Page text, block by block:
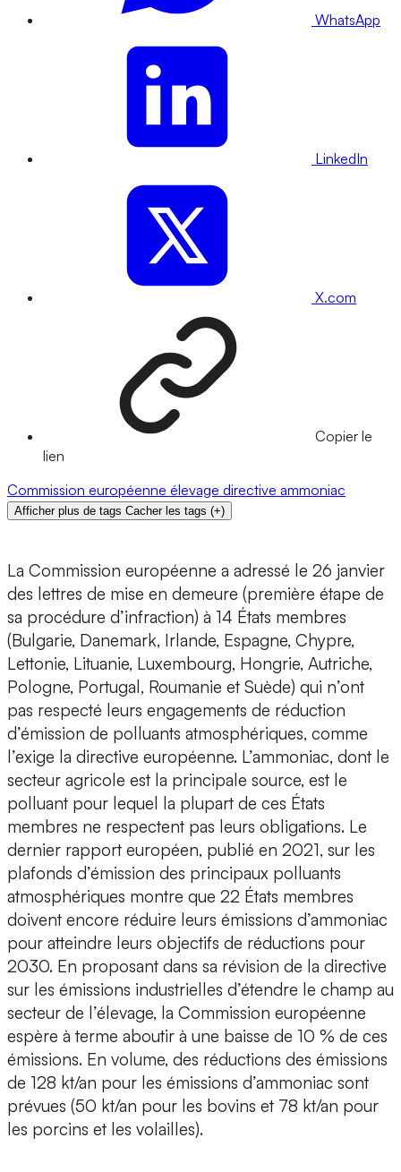
WhatsApp
LinkedIn
X.com
Copier le
lien
Commission européenne élevage directive ammoniac
Afficher plus de tags Cacher les tags (+)
La Commission européenne a adressé le 26 janvier
des lettres de mise en demeure (première étape de
sa procédure d’infraction) à 14 États membres
(Bulgarie, Danemark, Irlande, Espagne, Chypre,
Lettonie, Lituanie, Luxembourg, Hongrie, Autriche,
Pologne, Portugal, Roumanie et Suède) qui n’ont
pas respecté leurs engagements de réduction
d’émission de polluants atmosphériques, comme
l’exige la directive européenne. L’ammoniac, dont le
secteur agricole est la principale source, est le
polluant pour lequel la plupart de ces États
membres ne respectent pas leurs obligations. Le
dernier rapport européen, publié en 2021, sur les
plafonds d’émission des principaux polluants
atmosphériques montre que 22 États membres
doivent encore réduire leurs émissions d’ammoniac
pour atteindre leurs objectifs de réductions pour
2030. En proposant dans sa révision de la directive
sur les émissions industrielles d’étendre le champ au
secteur de l’élevage, la Commission européenne
espère à terme aboutir à une baisse de 10 % de ces
émissions. En volume, des réductions des émissions
de 128 kt/an pour les émissions d’ammoniac sont
prévues (50 kt/an pour les bovins et 78 kt/an pour
les porcins et les volailles).